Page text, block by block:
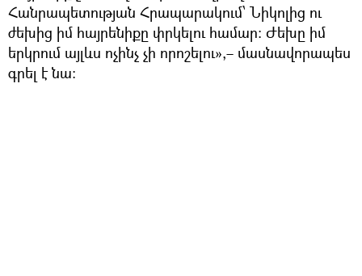
Հանրապետության Հրապարակում՝ Նիկոլից ու
ժեխից իմ հայրենիքը փրկելու համար։ Ժեխը իմ
երկրում այլևս ոչինչ չի որոշելու»,– մասնավորապես
գրել է նա։